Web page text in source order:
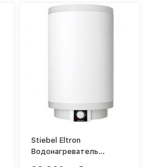
Stiebel Eltron
Водонагреватель